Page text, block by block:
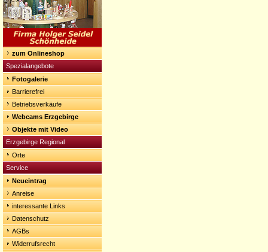
zum Onlineshop
Spezialangebote
Fotogalerie
Barrierefrei
Betriebsverkäufe
Webcams Erzgebirge
Objekte mit Video
Erzgebirge Regional
Orte
Service
Neueintrag
Anreise
interessante Links
Datenschutz
AGBs
Widerrufsrecht